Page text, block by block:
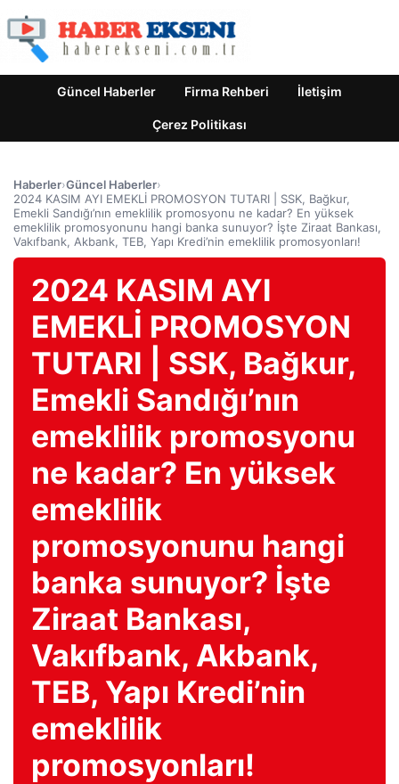
Güncel Haberler Firma Rehberi İletişim
Çerez Politikası
Haberler›Güncel Haberler›
2024 KASIM AYI EMEKLİ PROMOSYON TUTARI | SSK, Bağkur,
Emekli Sandığı’nın emeklilik promosyonu ne kadar? En yüksek
emeklilik promosyonunu hangi banka sunuyor? İşte Ziraat Bankası,
Vakıfbank, Akbank, TEB, Yapı Kredi’nin emeklilik promosyonları!
2024 KASIM AYI
EMEKLİ PROMOSYON
TUTARI | SSK, Bağkur,
Emekli Sandığı’nın
emeklilik promosyonu
ne kadar? En yüksek
emeklilik
promosyonunu hangi
banka sunuyor? İşte
Ziraat Bankası,
Vakıfbank, Akbank,
TEB, Yapı Kredi’nin
emeklilik
promosyonları!